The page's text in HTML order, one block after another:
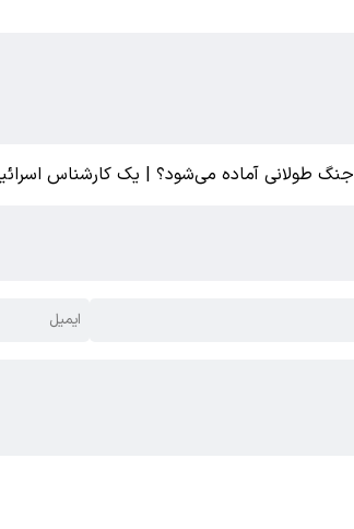
جنگ طولانی آماده می‌شود؟ | یک کارشناس